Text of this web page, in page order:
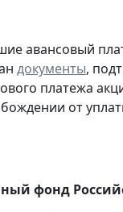
авансовый
документы,
платежа
от
фонд